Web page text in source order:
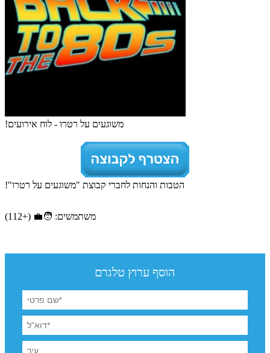
משוגעים על רטרו - לוח אירועים!
הטבות והנחות לחברי קבוצת "משוגעים על רטרו"!
משתמשים: 🧑‍💼 (+112)
הוסף ערוץ טלגרם